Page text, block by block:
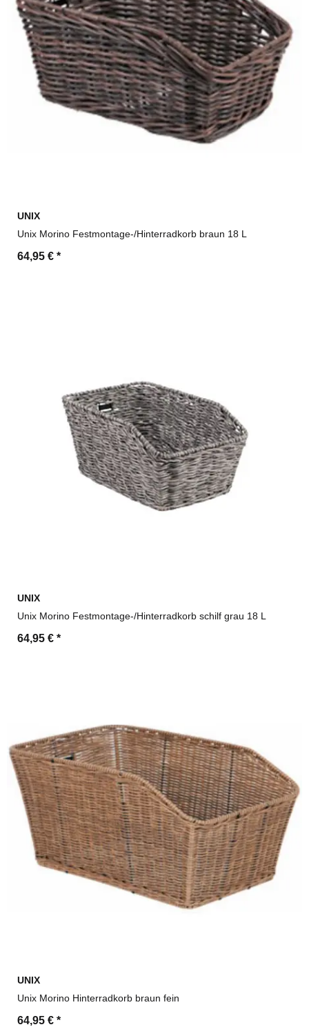
UNIX
Unix Morino Festmontage-/Hinterradkorb braun 18 L
64,95 € *
UNIX
Unix Morino Festmontage-/Hinterradkorb schilf grau 18 L
64,95 € *
UNIX
Unix Morino Hinterradkorb braun fein
64,95 € *